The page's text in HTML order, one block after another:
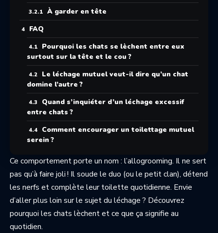
À garder en tête
FAQ
Pourquoi les chats se lèchent entre eux
surtout sur la tête et le cou ?
Le léchage mutuel veut-il dire qu’un chat
domine l’autre ?
Quand s’inquiéter d’un léchage excessif
entre chats ?
Comment encourager un toilettage mutuel
serein ?
Ce comportement porte un nom : l’allogrooming. Il ne sert
pas qu’à faire joli ! Il soude le duo (ou le petit clan), détend
les nerfs et complète leur toilette quotidienne. Envie
d’aller plus loin sur le sujet du léchage ? Découvrez
pourquoi les chats lèchentet ce que ça signifie au
quotidien.